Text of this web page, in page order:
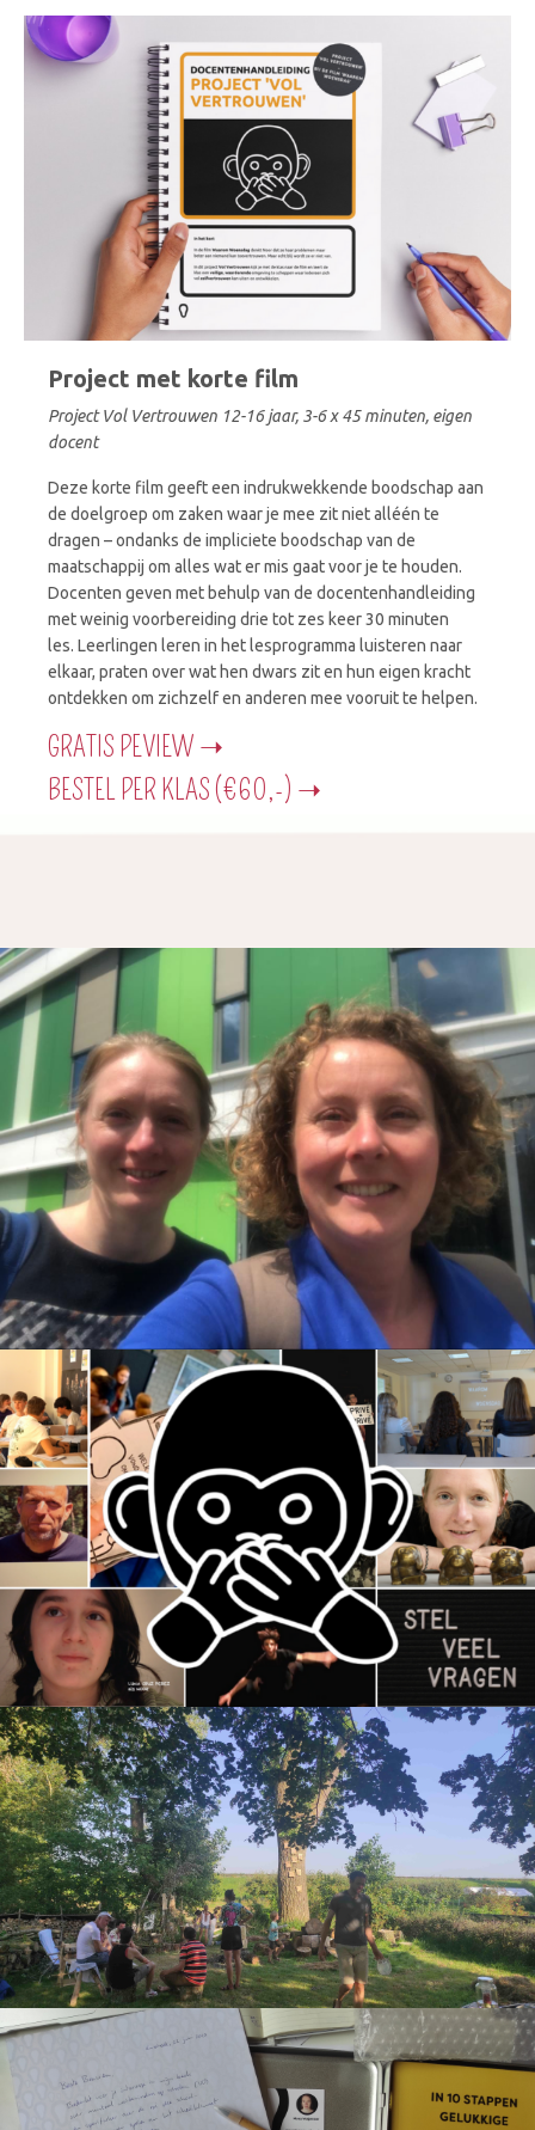
Project met korte film
Project Vol Vertrouwen 12-16 jaar, 3-6 x 45 minuten, eigen
docent
Deze korte film geeft een indrukwekkende boodschap aan
de doelgroep om zaken waar je mee zit niet alléén te
dragen – ondanks de impliciete boodschap van de
maatschappij om alles wat er mis gaat voor je te houden.
Docenten geven met behulp van de docentenhandleiding
met weinig voorbereiding drie tot zes keer 30 minuten
les. Leerlingen leren in het lesprogramma luisteren naar
elkaar, praten over wat hen dwars zit en hun eigen kracht
ontdekken om zichzelf en anderen mee vooruit te helpen.
GRATIS PEVIEW ➝
BESTEL PER KLAS (€60,-) ➝